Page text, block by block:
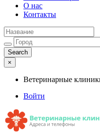
О нас
Контакты
×
Ветеринарные
Войти